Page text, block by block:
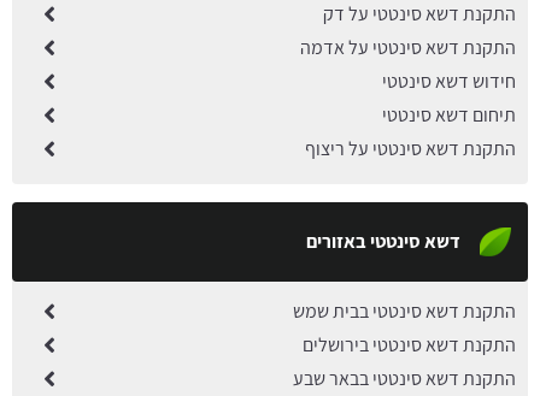
התקנת דשא סינטטי על דק
התקנת דשא סינטטי על אדמה
חידוש דשא סינטטי
תיחום דשא סינטטי
התקנת דשא סינטטי על ריצוף
דשא סינטטי באזורים
התקנת דשא סינטטי בבית שמש
התקנת דשא סינטטי בירושלים
התקנת דשא סינטטי בבאר שבע